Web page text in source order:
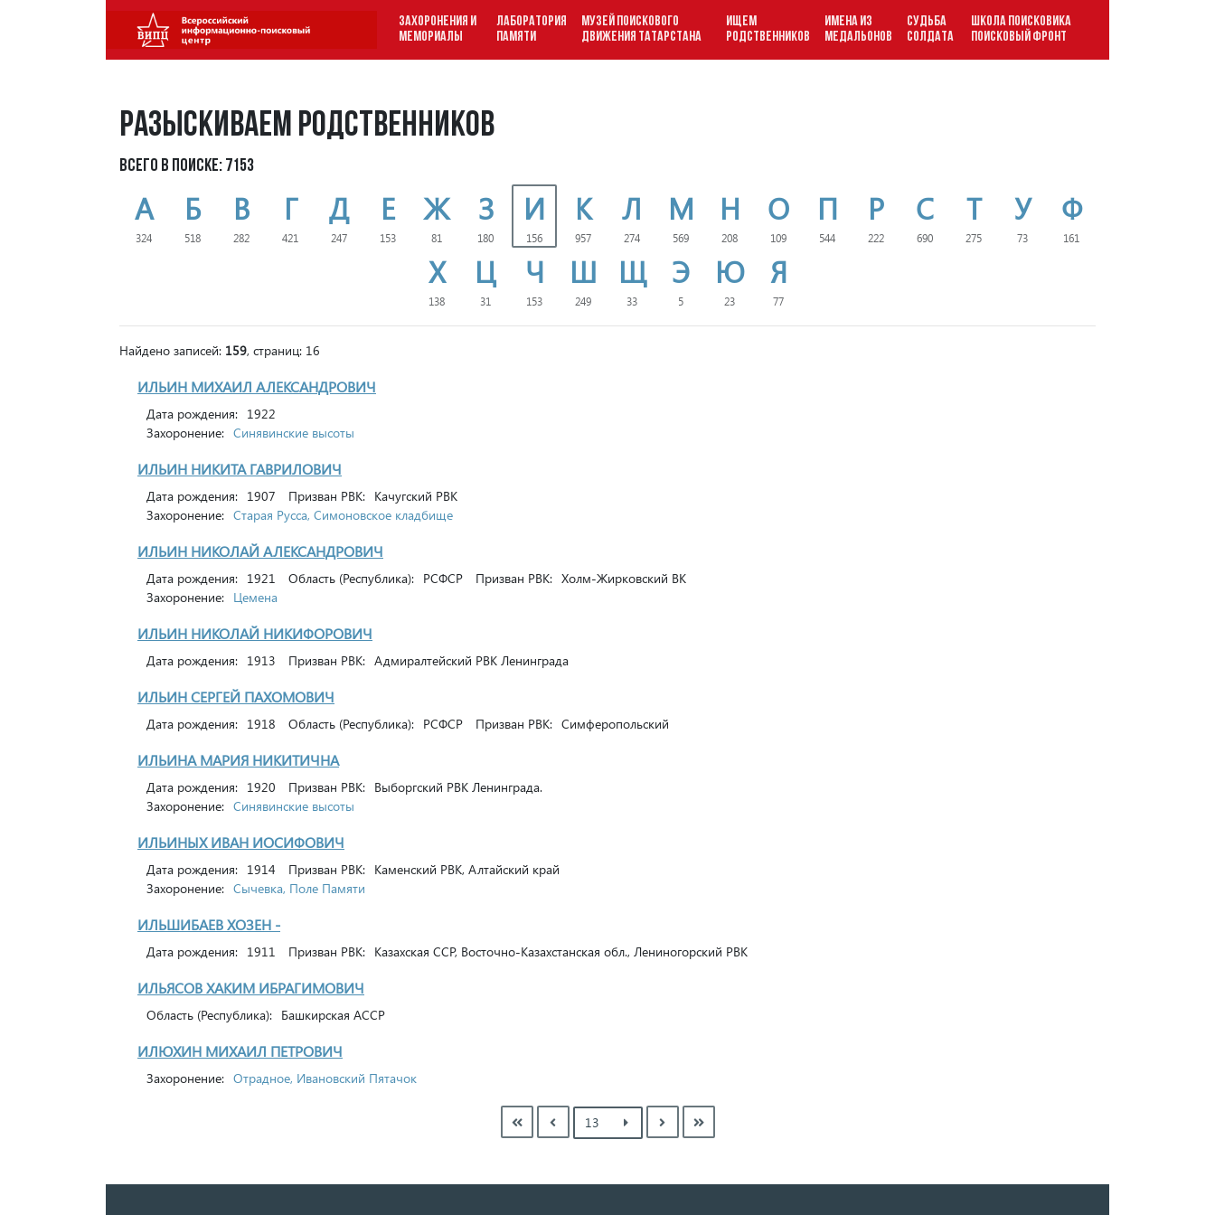
ЗАХОРОНЕНИЯ И
МЕМОРИАЛЫ
ЛАБОРАТОРИЯ
ПАМЯТИ
МУЗЕЙ ПОИСКОВОГО
ДВИЖЕНИЯ ТАТАРСТАНА
ИЩЕМ
РОДСТВЕННИКОВ
ИМЕНА ИЗ
МЕДАЛЬОНОВ
СУДЬБА
СОЛДАТА
ШКОЛА ПОИСКОВИКА
ПОИСКОВЫЙ ФРОНТ
Разыскиваем родственников
Всего в поиске: 7153
А
324
Б
518
В
282
Г
421
Д
247
Е
153
Ж
81
З
180
И
156
К
957
Л
274
М
569
Н
208
О
109
П
544
Р
222
С
690
Т
275
У
73
Ф
161
Х
138
Ц
31
Ч
153
Ш
249
Щ
33
Э
5
Ю
23
Я
77
Найдено записей: 159, страниц: 16
ИЛЬИН МИХАИЛ АЛЕКСАНДРОВИЧ
Дата рождения: 1922
Захоронение: Синявинские высоты
ИЛЬИН НИКИТА ГАВРИЛОВИЧ
Дата рождения: 1907 Призван РВК: Качугский РВК
Захоронение: Старая Русса, Симоновское кладбище
ИЛЬИН НИКОЛАЙ АЛЕКСАНДРОВИЧ
Дата рождения: 1921 Область (Республика): РСФСР Призван РВК: Холм-Жирковский ВК
Захоронение: Цемена
ИЛЬИН НИКОЛАЙ НИКИФОРОВИЧ
Дата рождения: 1913 Призван РВК: Адмиралтейский РВК Ленинграда
ИЛЬИН СЕРГЕЙ ПАХОМОВИЧ
Дата рождения: 1918 Область (Республика): РСФСР Призван РВК: Симферопольский
ИЛЬИНА МАРИЯ НИКИТИЧНА
Дата рождения: 1920 Призван РВК: Выборгский РВК Ленинграда.
Захоронение: Синявинские высоты
ИЛЬИНЫХ ИВАН ИОСИФОВИЧ
Дата рождения: 1914 Призван РВК: Каменский РВК, Алтайский край
Захоронение: Сычевка, Поле Памяти
ИЛЬШИБАЕВ ХОЗЕН -
Дата рождения: 1911 Призван РВК: Казахская ССР, Восточно-Казахстанская обл., Лениногорский РВК
ИЛЬЯСОВ ХАКИМ ИБРАГИМОВИЧ
Область (Республика): Башкирская АССР
ИЛЮХИН МИХАИЛ ПЕТРОВИЧ
Захоронение: Отрадное, Ивановский Пятачок